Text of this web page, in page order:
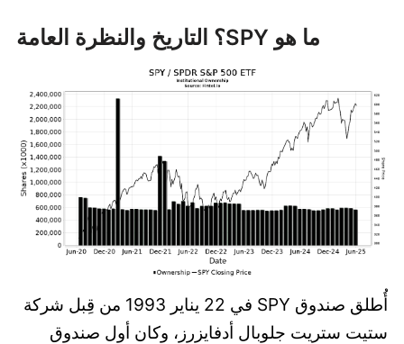
ما هو SPY؟ التاريخ والنظرة العامة
أُطلق صندوق SPY في 22 يناير 1993 من قِبل شركة
ستيت ستريت جلوبال أدفايزرز، وكان أول صندوق